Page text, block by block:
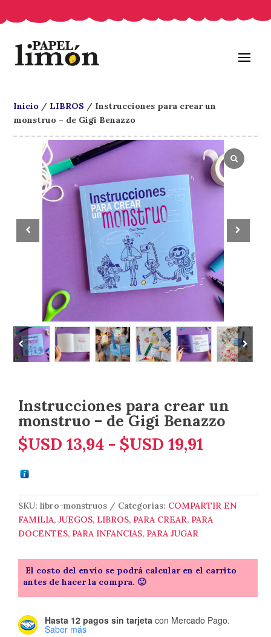
Inicio / LIBROS / Instrucciones para crear un
monstruo – de Gigi Benazzo
Instrucciones para crear un
monstruo – de Gigi Benazzo
$USD 13,94 - $USD 19,91
desde
$USD
hasta
SKU:libro-monstruos Categorías: COMPARTIR EN
FAMILIA,JUEGOS, LIBROS, PARA CREAR, PARA
DOCENTES, PARA INFANCIAS, PARA JUGAR
El costo del envío se podrá calcular en el carrito
antes de hacer la compra. 🙂
Hasta 12 pagos sin tarjeta con Mercado Pago.
Saber más